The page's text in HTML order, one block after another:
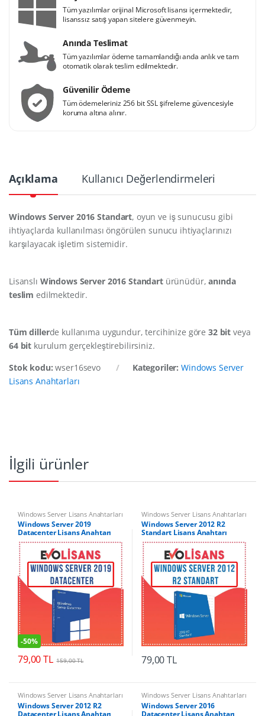
Tüm yazılımlar orijinal Microsoft lisansı içermektedir,
lisanssız satış yapan sitelere güvenmeyin.
Anında Teslimat
Tüm yazılımlar ödeme tamamlandığı anda anlık ve tam
otomatik olarak teslim edilmektedir.
Güvenilir Ödeme
Tüm ödemeleriniz 256 bit SSL şifreleme güvencesiyle
koruma altına alınır.
Açıklama Kullanıcı Değerlendirmeleri
Windows Server 2016 Standart, oyun ve iş sunucusu gibi
ihtiyaçlarda kullanılması öngörülen sunucu ihtiyaçlarınızı
karşılayacak işletim sistemidir.
Lisanslı Windows Server 2016 Standartürünüdür,anında
teslim edilmektedir.
Tüm dillerde kullanıma uygundur, tercihinize göre32 bit veya
64 bit kurulum gerçekleştirebilirsiniz.
Stok kodu:wser16sevo Kategoriler: Windows Server
Lisans Anahtarları
İlgili ürünler
Windows Server Lisans Anahtarları
Windows Server 2019
Datacenter Lisans Anahtarı
-50%
79,00TL 159,00TL
Windows Server Lisans Anahtarları
Windows Server 2012 R2
Standart Lisans Anahtarı
79,00TL
Windows Server Lisans Anahtarları
Windows Server 2012 R2
Windows Server Lisans Anahtarları
Windows Server 2016